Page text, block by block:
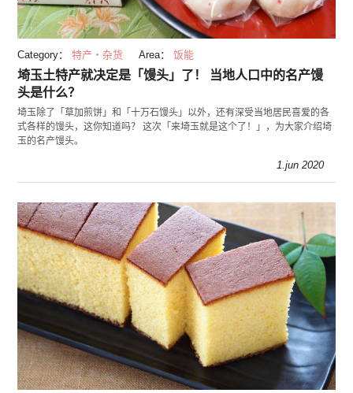
Category： 特产・杂货 Area： 饭能
埼玉土特产就决定是「馒头」了！ 当地人口中的名产馒
头是什么？
埼玉除了「草加煎饼」和「十万石馒头」以外，还有深受当地居民喜爱的各
式各样的馒头，这你知道吗？ 这次「来埼玉就是这个了！」，为大家介绍埼
玉的名产馒头。
1.jun 2020